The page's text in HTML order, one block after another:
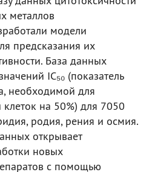
металлов
модели
предсказания их
База данных
IC₅₀ (показатель
необходимой для
клеток на 50%) для 7050
родия, рения и осмия.
открывает
новых
с помощью